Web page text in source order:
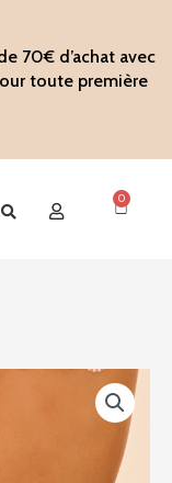
70€ d’achat avec
toute première
0
Panier